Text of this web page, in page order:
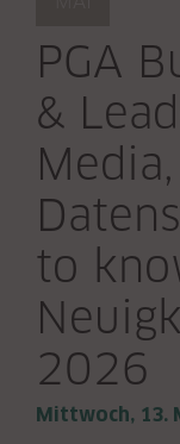
PGA
&
to
2026
Mittwoch, 13.